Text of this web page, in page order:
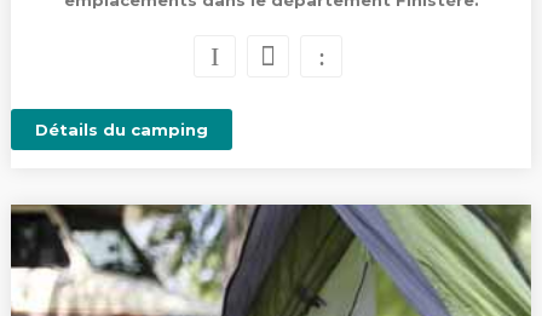
Détails du camping